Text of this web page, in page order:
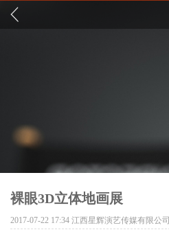
裸眼3D立体地画展
2017-07-22 17:34 江西星辉演艺传媒有限公司